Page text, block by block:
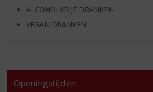
ALCOHOLVRIJE DRANKEN
VEGAN DRANKEN
Openingstijden